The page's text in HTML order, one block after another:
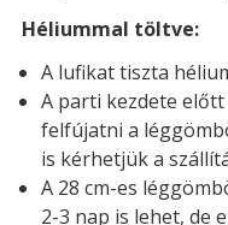
Héliummal töltve:
A lufikat tiszta
A parti kezdete
felfújatni a
is kérhetjük a
A 28 cm-es
2-3 nap is lehet, de